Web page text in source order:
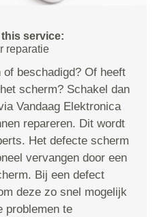
service:
reparatie
beschadigd? Of heeft
scherm? Schakel dan
Vandaag Elektronica
repareren. Dit wordt
Het defecte scherm
vervangen door een
Bij een defect
deze zo snel mogelijk
problemen te